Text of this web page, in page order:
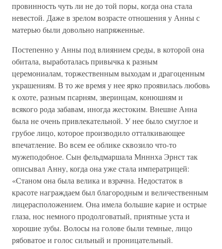
провинность чуть ли не до той поры, когда она стала
невестой. Даже в зрелом возрасте отношения у Анны с
матерью были довольно напряженные.
Постепенно у Анны под влиянием среды, в которой она
обитала, выработалась привычка к разным
церемониалам, торжественным выходам и драгоценным
украшениям. В то же время у нее ярко проявилась любовь
к охоте, разным псарням, зверинцам, конюшням и
всякого рода забавам, иногда жестоким. Внешне Анна
была не очень привлекательной. У нее было смуглое и
грубое лицо, которое производило отталкивающее
впечатление. Во всем ее облике сквозило что-то
мужеподобное. Сын фельдмаршала Мнннха Эрнст так
описывал Анну, когда она уже стала императрицей:
«Станом она была велика и взрачна. Недостаток в
красоте награждаем был благородным и величественным
лицерасположением. Она имела большие карие и острые
глаза, нос немного продолговатый, приятные уста и
хорошие зубы. Волосы на голове были темные, лицо
рябоватое и голос сильный и проницательный.